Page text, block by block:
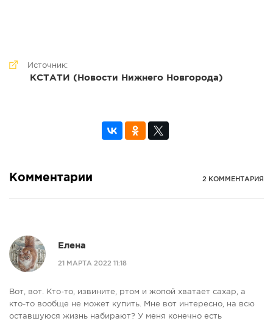
Источник:
КСТАТИ (Новости Нижнего Новгорода)
Комментарии 2 КОММЕНТАРИЯ
Елена
21 МАРТА 2022 11:18
Вот, вот. Кто-то, извините, ртом и жопой хватает сахар, а
кто-то вообще не может купить. Мне вот интересно, на всю
оставшуюся жизнь набирают? У меня конечно есть